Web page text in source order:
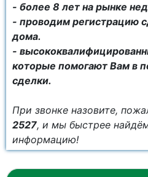
- более 8 лет на рынке
- проводим регистрацию
дома.
-
которые помогают Вам в
сделки.
При звонке назовите,
2527, и мы быстрее
информацию!